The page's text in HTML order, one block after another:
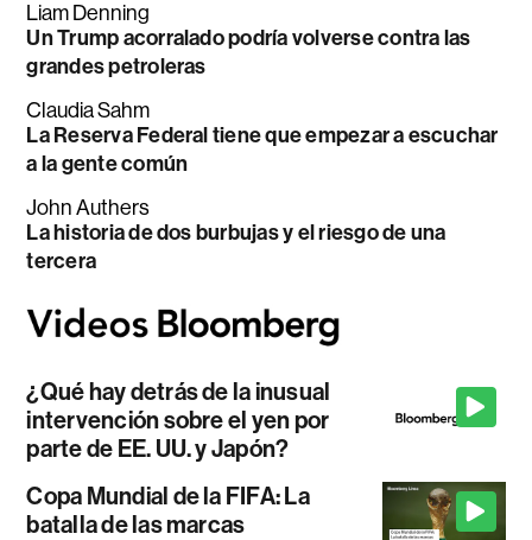
Liam Denning
Un Trump acorralado podría volverse contra las
grandes petroleras
Claudia Sahm
La Reserva Federal tiene que empezar a escuchar
a la gente común
John Authers
La historia de dos burbujas y el riesgo de una
tercera
¿Qué hay detrás de la inusual
intervención sobre el yen por
parte de EE. UU. y Japón?
Copa Mundial de la FIFA: La
batalla de las marcas